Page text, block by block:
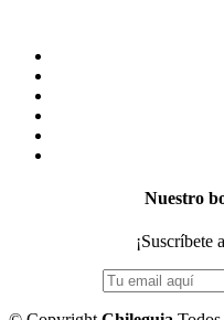
Nuestro
¡Suscríbete